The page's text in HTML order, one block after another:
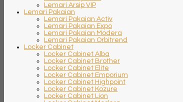
Lemari Arsip VIP
Lemari Pakaian
Lemari Pakaian Activ
Lemari Pakaian Expo
Lemari Pakaian Modera
Lemari Pakaian Orbitrend
Locker Cabinet
Locker Cabinet Alba
Locker Cabinet Brother
Locker Cabinet Elite
Locker Cabinet Emporium
Locker Cabinet Highpoint
Locker Cabinet Kozure
Locker Cabinet Lion